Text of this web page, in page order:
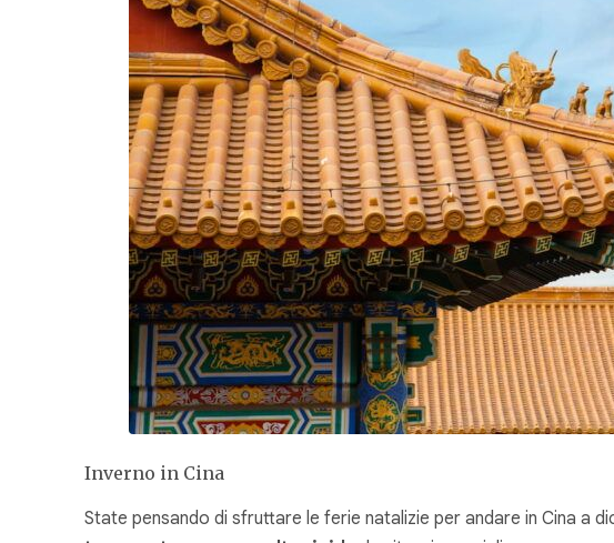
Inverno in Cina
State pensando di sfruttare le ferie natalizie per andare in Cina a